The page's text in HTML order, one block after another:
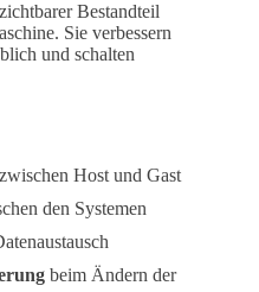
Bestandteil
Sie verbessern
und schalten
zwischen Host und Gast
den Systemen
beim Ändern der